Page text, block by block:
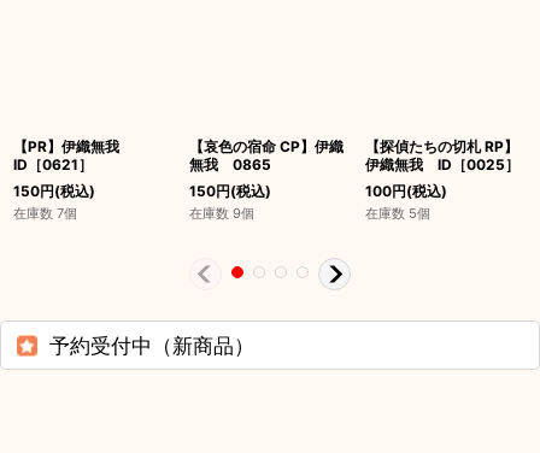
【PR】伊織無我
ID［0621］
150円(税込)
在庫数 7個
【哀色の宿命 CP】伊織
無我 0865
150円(税込)
在庫数 9個
【探偵たちの切札 RP】
伊織無我 ID［0025］
100円(税込)
在庫数 5個
予約受付中（新商品）